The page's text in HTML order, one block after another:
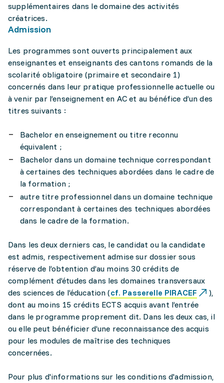
supplémentaires dans le domaine des activités
créatrices.
Admission
Les programmes sont ouverts principalement aux
enseignantes et enseignants des cantons romands de la
scolarité obligatoire (primaire et secondaire 1)
concernés dans leur pratique professionnelle actuelle ou
à venir par l’enseignement en AC et au bénéfice d’un des
titres suivants :
Bachelor en enseignement ou titre reconnu
équivalent ;
Bachelor dans un domaine technique correspondant
à certaines des techniques abordées dans le cadre de
la formation ;
autre titre professionnel dans un domaine technique
correspondant à certaines des techniques abordées
dans le cadre de la formation.
Dans les deux derniers cas, le candidat ou la candidate
est admis, respectivement admise sur dossier sous
réserve de l’obtention d’au moins 30 crédits de
complément d’études dans les domaines transversaux
des sciences de l’éducation (cf. Passerelle PIRACEF
),
dont au moins 15 crédits ECTS acquis avant l’entrée
dans le programme proprement dit. Dans les deux cas, il
ou elle peut bénéficier d’une reconnaissance des acquis
pour les modules de maîtrise des techniques
concernées.
Pour plus d'informations sur les conditions d'admission,